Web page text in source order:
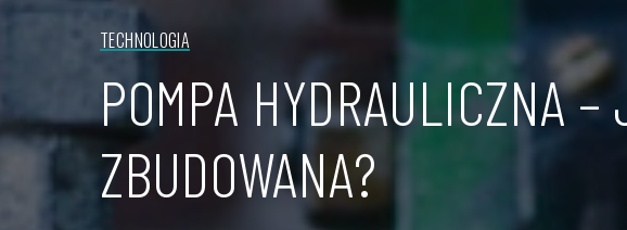
TECHNOLOGIA
POMPA HYDRAULICZNA
ZBUDOWANA?